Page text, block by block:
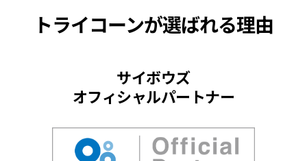
トライコーンが選ばれる理由
サイボウズ
オフィシャルパートナー